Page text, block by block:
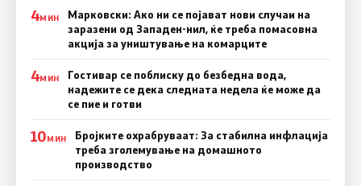
4МИН
Марковски: Ако ни се појават нови случаи на
заразени од Западен-нил, ќе треба помасовна
акција за уништување на комарците
4МИН
Гостивар се поблиску до безбедна вода,
надежите се дека следната недела ќе може да
се пие и готви
10МИН
Бројките охрабруваат: За стабилна инфлација
треба зголемување на домашното
производство